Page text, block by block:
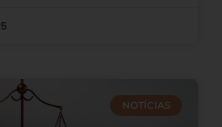
NOTÍCIAS